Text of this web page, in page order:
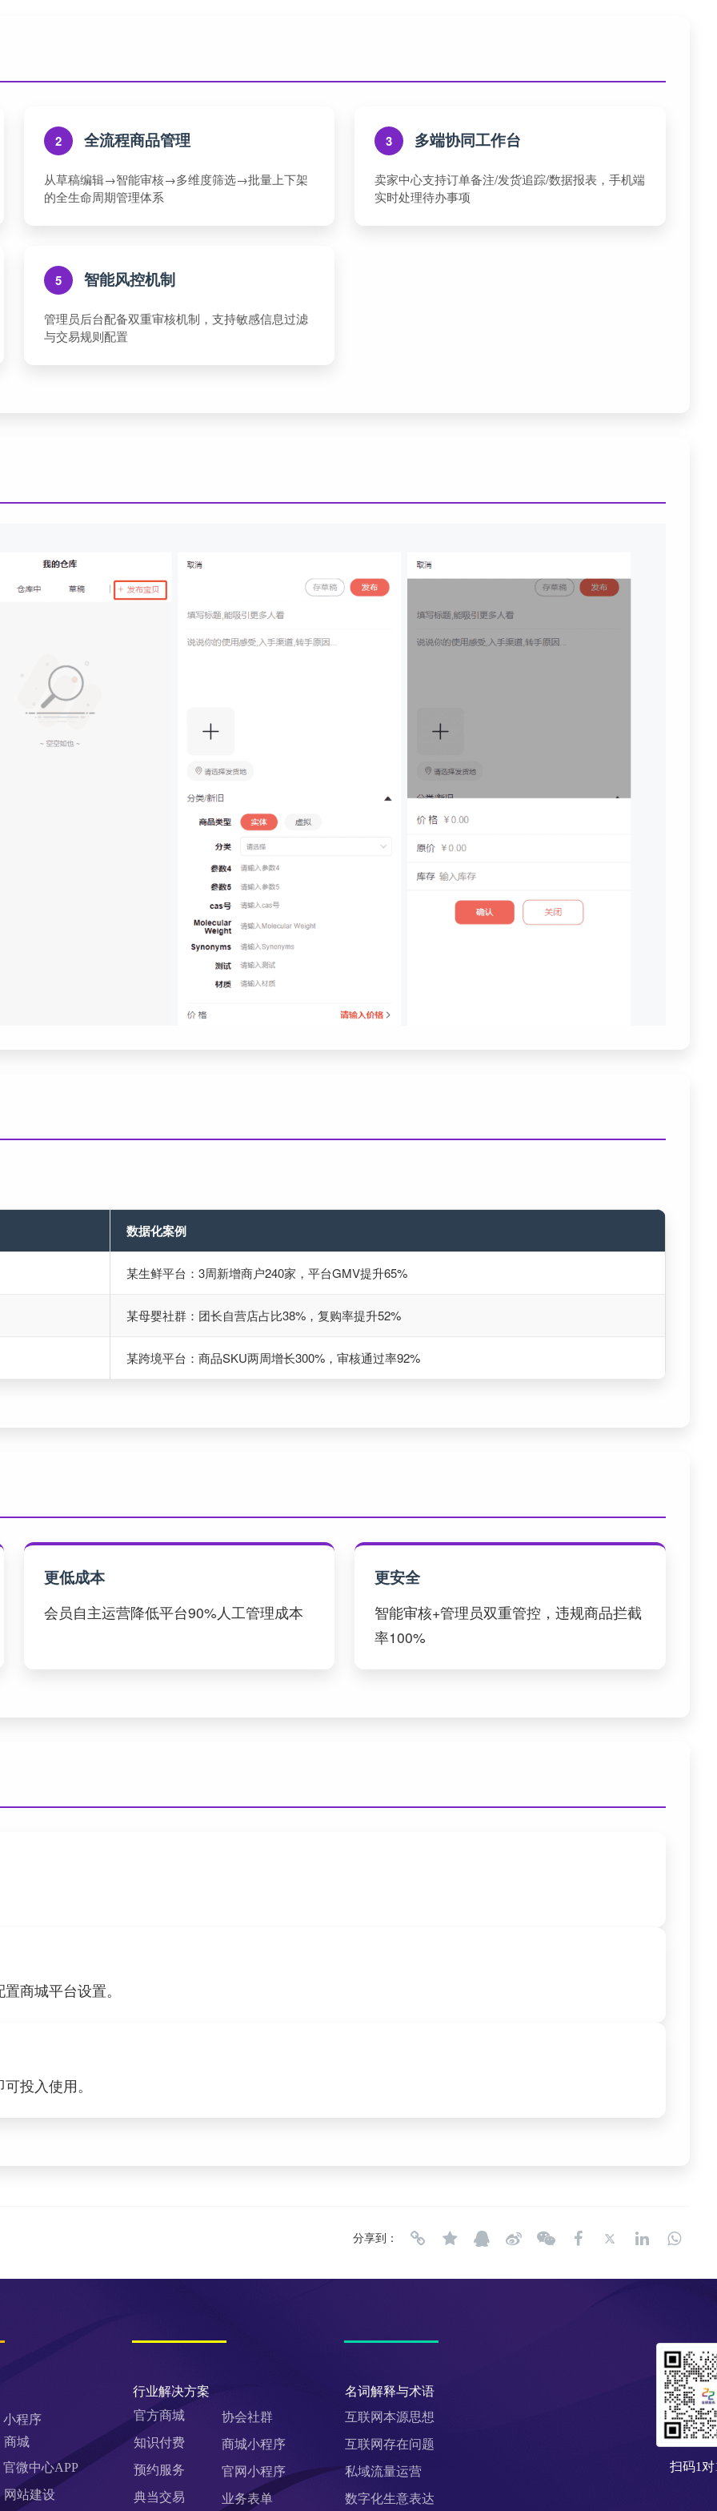
2 全流程商品管理
从草稿编辑→智能审核→多维度筛选→批量上下架
的全生命周期管理体系
3 多端协同工作台
卖家中心支持订单备注/发货追踪/数据报表，手机端
实时处理待办事项
5 智能风控机制
管理员后台配备双重审核机制，支持敏感信息过滤
与交易规则配置
数据化案例
某生鲜平台：3周新增商户240家，平台GMV提升65%
某母婴社群：团长自营店占比38%，复购率提升52%
某跨境平台：商品SKU两周增长300%，审核通过率92%
更低成本
会员自主运营降低平台90%人工管理成本
更安全
智能审核+管理员双重管控，违规商品拦截
率100%
商城平台设置。
投入使用。
分享到：
扫码1对
小程序
商城
官微中心APP
网站建设
名词解释与术语
互联网本源思想
互联网存在问题
私域流量运营
数字化生意表达
行业解决方案
官方商城
知识付费
预约服务
典当交易
协会社群
商城小程序
官网小程序
业务表单